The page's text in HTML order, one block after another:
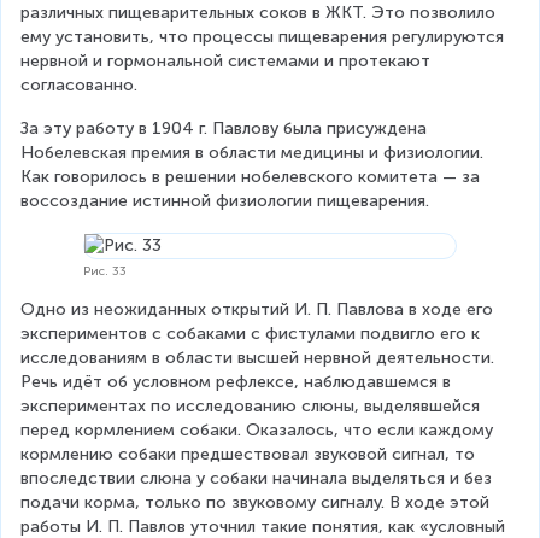
различных пищеварительных соков в ЖКТ. Это позволило
ему установить, что процессы пищеварения регулируются
нервной и гормональной системами и протекают
согласованно.
За эту работу в 1904 г. Павлову была присуждена
Нобелевская премия в области медицины и физиологии.
Как говорилось в решении нобелевского комитета — за
воссоздание истинной физиологии пищеварения.
Рис. 33
Одно из неожиданных открытий И. П. Павлова в ходе его
экспериментов с собаками с фистулами подвигло его к
исследованиям в области высшей нервной деятельности.
Речь идёт об условном рефлексе, наблюдавшемся в
экспериментах по исследованию слюны, выделявшейся
перед кормлением собаки. Оказалось, что если каждому
кормлению собаки предшествовал звуковой сигнал, то
впоследствии слюна у собаки начинала выделяться и без
подачи корма, только по звуковому сигналу. В ходе этой
работы И. П. Павлов уточнил такие понятия, как «условный